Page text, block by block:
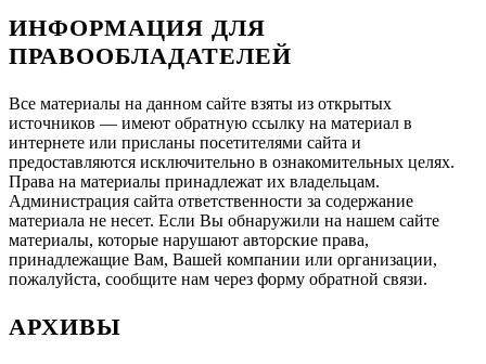
ИНФОРМАЦИЯ ДЛЯ
ПРАВООБЛАДАТЕЛЕЙ
Все материалы на данном сайте взяты из открытых
источников — имеют обратную ссылку на материал в
интернете или присланы посетителями сайта и
предоставляются исключительно в ознакомительных целях.
Права на материалы принадлежат их владельцам.
Администрация сайта ответственности за содержание
материала не несет. Если Вы обнаружили на нашем сайте
материалы, которые нарушают авторские права,
принадлежащие Вам, Вашей компании или организации,
пожалуйста, сообщите нам через форму обратной связи.
АРХИВЫ